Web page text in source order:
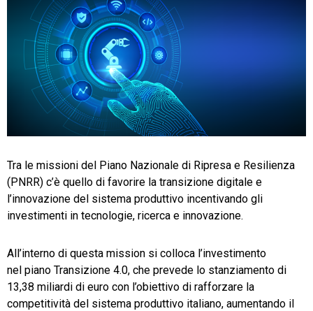
Trust Services
TeamSystem Corporate
TeamSystem Store
Tra le missioni del Piano Nazionale di Ripresa e Resilienza
(PNRR) c’è quello di favorire la transizione digitale e
l’innovazione del sistema produttivo incentivando gli
investimenti in tecnologie, ricerca e innovazione.
All’interno di questa mission si colloca l’investimento
nel piano Transizione 4.0, che prevede lo stanziamento di
13,38 miliardi di euro con l’obiettivo di rafforzare la
competitività del sistema produttivo italiano, aumentando il